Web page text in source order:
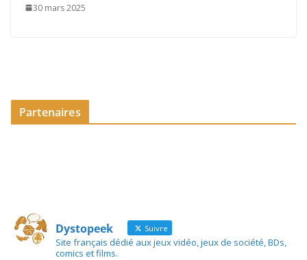
30 mars 2025
Partenaires
Dystopeek Suivre
Site français dédié aux jeux vidéo, jeux de société, BDs,
comics et films.